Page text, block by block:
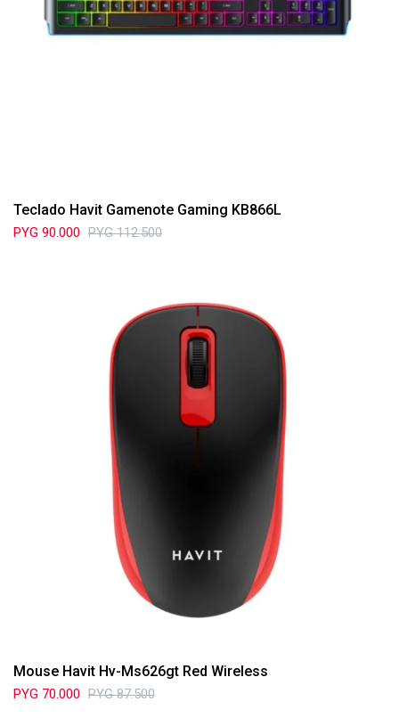
Teclado Havit Gamenote Gaming KB866L
PYG 90.000 PYG 112.500
Mouse Havit Hv-Ms626gt Red Wireless
PYG 70.000 PYG 87.500